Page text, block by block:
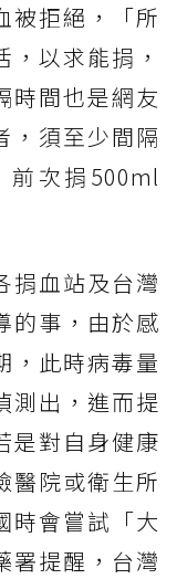
被拒絕，「所
以求能捐，
時間也是網友
，須至少間隔
前次捐500ml
捐血站及台灣
的事，由於感
，此時病毒量
測出，進而提
是對自身健康
醫院或衛生所
時會嘗試「大
署提醒，台灣